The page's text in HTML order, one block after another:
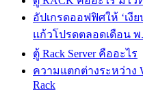
อัปเกรดออฟฟิศให้ ‘เงี
แก้วโปรดตลอดเดือน พ
ตู้ Rack Server คืออะไร
ความแตกต่างระหว่าง
Rack